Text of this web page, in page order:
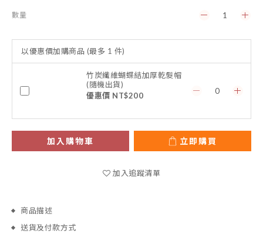
數量
以優惠價加購商品 (最多 1 件)
竹炭纖維蝴蝶結加厚乾髮帽
(隨機出貨)
優惠價 NT$200
加入購物車 立即購買
加入追蹤清單
商品描述
送貨及付款方式